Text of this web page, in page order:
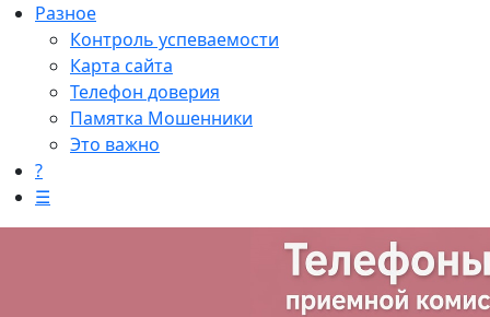
Разное
Контроль успеваемости
Карта сайта
Телефон доверия
Памятка Мошенники
Это важно
?
☰